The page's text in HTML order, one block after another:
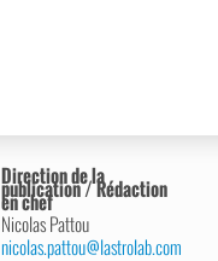
Direction de la
publication / Rédaction
en chef
Nicolas Pattou
nicolas.pattou@lastrolab.com